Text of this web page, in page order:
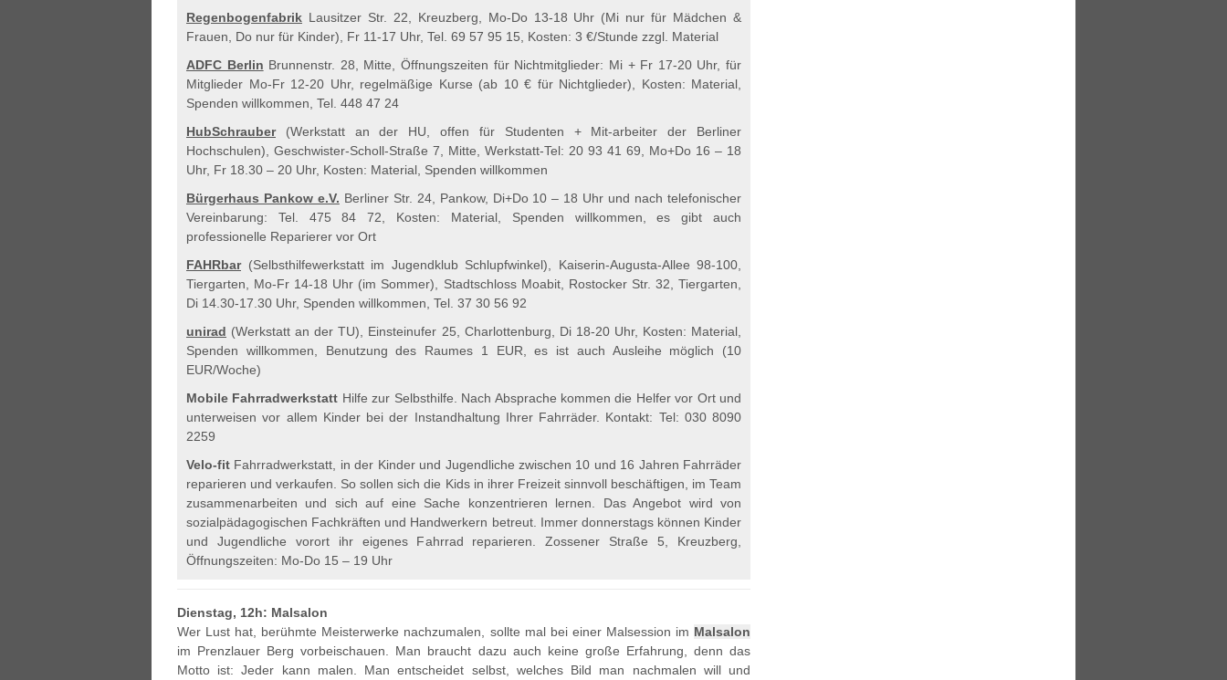
Regenbogenfabrik Lausitzer Str. 22, Kreuzberg, Mo-Do 13-18 Uhr (Mi nur für Mädchen &
Frauen, Do nur für Kinder), Fr 11-17 Uhr, Tel. 69 57 95 15, Kosten: 3 €/Stunde zzgl. Material
ADFC Berlin Brunnenstr. 28, Mitte, Öffnungszeiten für Nichtmitglieder: Mi + Fr 17-20 Uhr, für
Mitglieder Mo-Fr 12-20 Uhr, regelmäßige Kurse (ab 10 € für Nichtglieder), Kosten: Material,
Spenden willkommen, Tel. 448 47 24
HubSchrauber(Werkstatt an der HU, offen für Studenten + Mit-arbeiter der Berliner
Hochschulen), Geschwister-Scholl-Straße 7, Mitte, Werkstatt-Tel: 20 93 41 69, Mo+Do 16 – 18
Uhr, Fr 18.30 – 20 Uhr, Kosten: Material, Spenden willkommen
Bürgerhaus Pankow e.V. Berliner Str. 24, Pankow, Di+Do 10 – 18 Uhr und nach telefonischer
Vereinbarung: Tel. 475 84 72, Kosten: Material, Spenden willkommen, es gibt auch
professionelle Reparierer vor Ort
FAHRbar(Selbsthilfewerkstatt im Jugendklub Schlupfwinkel), Kaiserin-Augusta-Allee 98-100,
Tiergarten, Mo-Fr 14-18 Uhr (im Sommer), Stadtschloss Moabit, Rostocker Str. 32, Tiergarten,
Di 14.30-17.30 Uhr, Spenden willkommen, Tel. 37 30 56 92
unirad (Werkstatt an der TU), Einsteinufer 25, Charlottenburg, Di 18-20 Uhr, Kosten: Material,
Spenden willkommen, Benutzung des Raumes 1 EUR, es ist auch Ausleihe möglich (10
EUR/Woche)
Mobile Fahrradwerkstatt Hilfe zur Selbsthilfe. Nach Absprache kommen die Helfer vor Ort und
unterweisen vor allem Kinder bei der Instandhaltung Ihrer Fahrräder. Kontakt: Tel: 030 8090
2259
Velo-fit Fahrradwerkstatt, in der Kinder und Jugendliche zwischen 10 und 16 Jahren Fahrräder
reparieren und verkaufen. So sollen sich die Kids in ihrer Freizeit sinnvoll beschäftigen, im Team
zusammenarbeiten und sich auf eine Sache konzentrieren lernen. Das Angebot wird von
sozialpädagogischen Fachkräften und Handwerkern betreut. Immer donnerstags können Kinder
und Jugendliche vorort ihr eigenes Fahrrad reparieren. Zossener Straße 5, Kreuzberg,
Öffnungszeiten: Mo-Do 15 – 19 Uhr
Dienstag, 12h: Malsalon
Wer Lust hat, berühmte Meisterwerke nachzumalen, sollte mal bei einer Malsession im Malsalon
im Prenzlauer Berg vorbeischauen. Man braucht dazu auch keine große Erfahrung, denn das
Motto ist: Jeder kann malen. Man entscheidet selbst, welches Bild man nachmalen will und